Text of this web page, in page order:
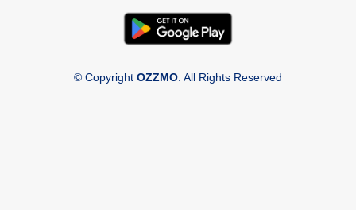
© Copyright OZZMO . All Rights Reserved